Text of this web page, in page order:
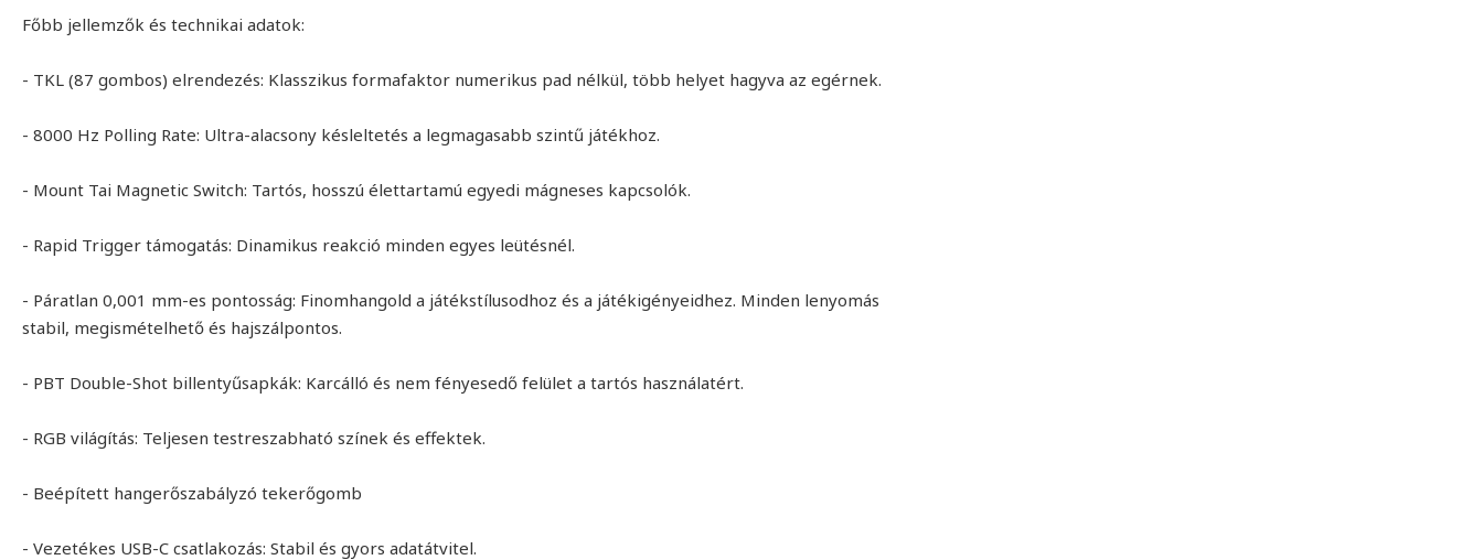
Főbb jellemzők és technikai adatok:
- TKL (87 gombos) elrendezés: Klasszikus formafaktor numerikus pad nélkül, több helyet hagyva az egérnek.
- 8000 Hz Polling Rate: Ultra-alacsony késleltetés a legmagasabb szintű játékhoz.
- Mount Tai Magnetic Switch: Tartós, hosszú élettartamú egyedi mágneses kapcsolók.
- Rapid Trigger támogatás: Dinamikus reakció minden egyes leütésnél.
- Páratlan 0,001 mm-es pontosság: Finomhangold a játékstílusodhoz és a játékigényeidhez. Minden lenyomás
stabil, megismételhető és hajszálpontos.
- PBT Double-Shot billentyűsapkák: Karcálló és nem fényesedő felület a tartós használatért.
- RGB világítás: Teljesen testreszabható színek és effektek.
- Beépített hangerőszabályzó tekerőgomb
- Vezetékes USB-C csatlakozás: Stabil és gyors adatátvitel.